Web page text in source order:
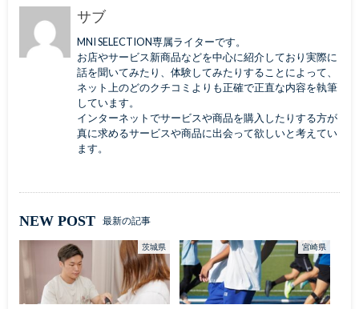
サブ
MNI SELECTION専属ライターです。
お店やサービス新商品などを中心に紹介しており実際に
話を聞いてみたり、体験してみたりすることによって、
ネット上のどのクチコミよりも正確で正直な内容を執筆
しています。
インターネットでサービスや商品を購入したりする方が
真に求めるサービスや商品に出会って欲しいと考えてい
ます。
NEW POST 最新の記事
茨城県 宮崎県